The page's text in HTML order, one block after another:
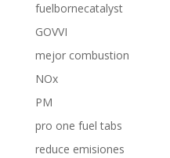
fuelbornecatalyst
GOVVI
mejor combustion
NOx
PM
pro one fuel tabs
reduce emisiones